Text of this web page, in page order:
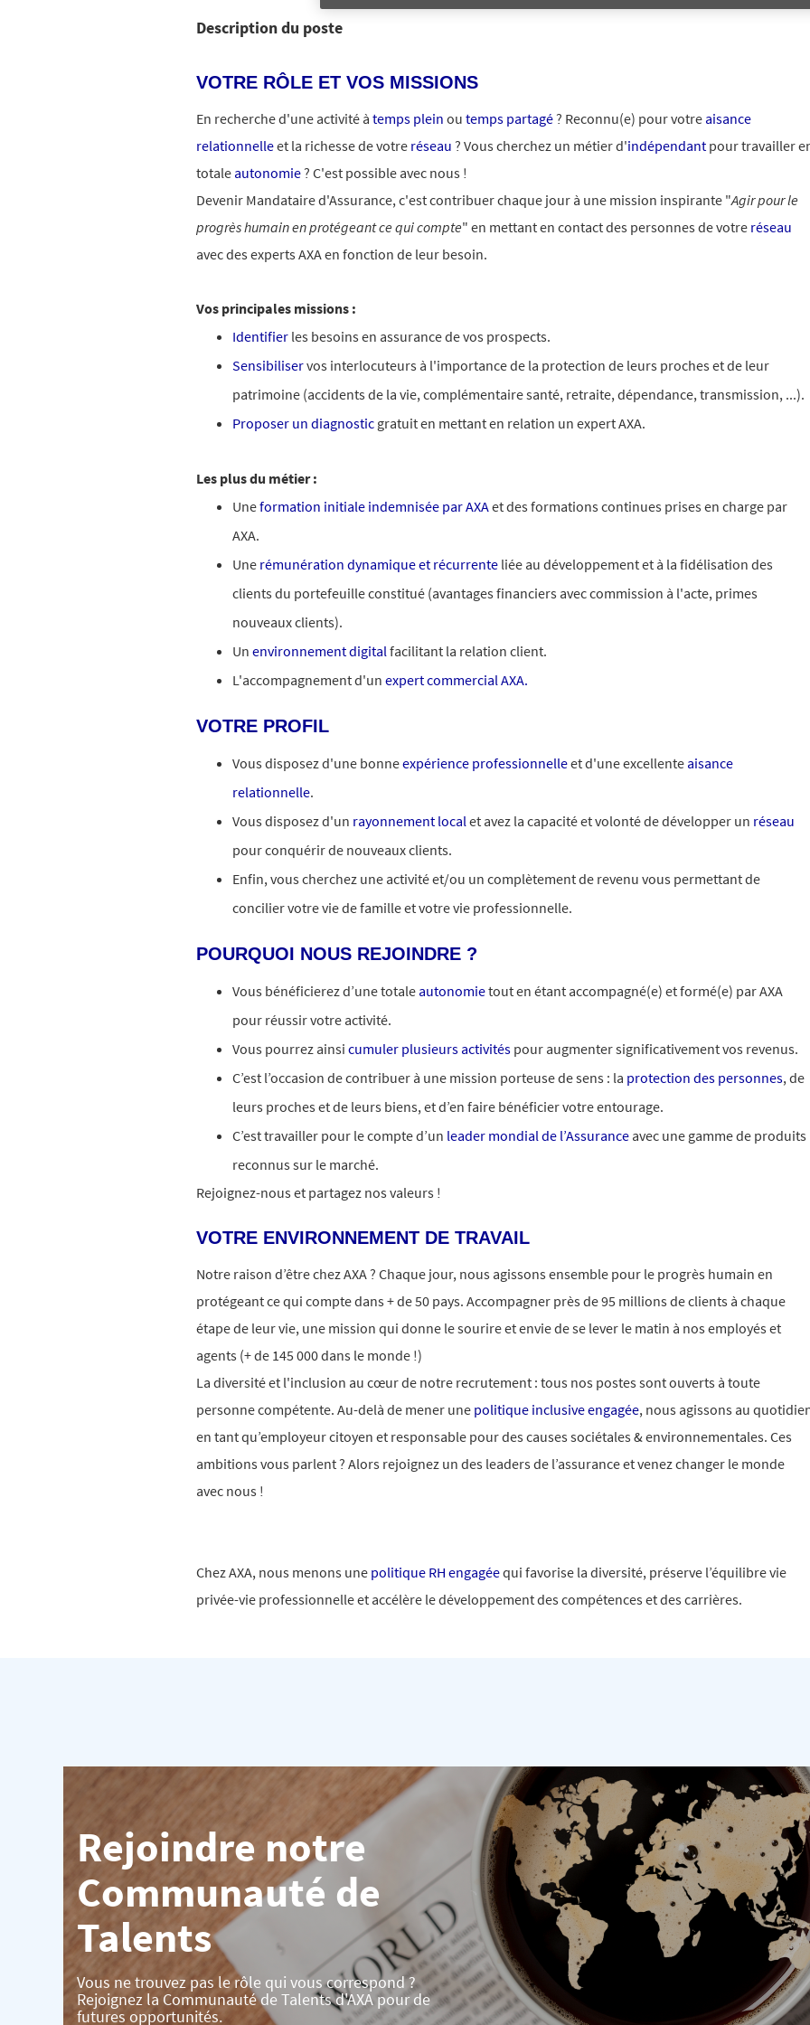
Description du poste
VOTRE RÔLE ET VOS MISSIONS
En recherche d'une activité à temps plein ou temps partagé? Reconnu(e) pour votre aisance
relationnelleet la richesse de votre réseau ? Vous cherchez un métier d'indépendant pour travailler
totale autonomie? C'est possible avec nous !
Devenir Mandataire d'Assurance, c'est contribuer chaque jour à une mission inspirante "Agir pour le
progrès humain en protégeant ce qui compte" en mettant en contact des personnes de votre réseau
avec des experts AXA en fonction de leur besoin.
Vos principales missions :
Identifier les besoins en assurance de vos prospects.
Sensibiliservos interlocuteurs à l'importance de la protection de leurs proches et de leur
patrimoine (accidents de la vie, complémentaire santé, retraite, dépendance, transmission, ...).
Proposer un diagnostic gratuit en mettant en relation un expert AXA.
Les plus du métier :
Uneformation initiale indemnisée par AXAet des formations continues prises en charge par
AXA.
Une rémunération dynamique et récurrente liée au développement et à la fidélisation des
clients du portefeuille constitué (avantages financiers avec commission à l'acte, primes
nouveaux clients).
Un environnement digitalfacilitant la relation client.
L'accompagnement d'un expert commercial AXA.
VOTRE PROFIL
Vous disposez d'une bonneexpérience professionnelleet d'une excellente aisance
relationnelle.
Vous disposez d'un rayonnement localet avez la capacité et volonté de développer un réseau
pour conquérir de nouveaux clients.
Enfin, vous cherchez une activité et/ou un complètement de revenu vous permettant de
concilier votre vie de famille et votre vie professionnelle.
POURQUOI NOUS REJOINDRE ?
Vous bénéficierez d’une totale autonomietout en étant accompagné(e) et formé(e) par AXA
pour réussir votre activité.
Vous pourrez ainsi cumuler plusieurs activités pour augmenter significativement vos revenus.
C’est l’occasion de contribuer à une mission porteuse de sens : la protection des personnes, de
leurs proches et de leurs biens, et d’en faire bénéficier votre entourage.
C’est travailler pour le compte d’un leader mondial de l’Assurance avec une gamme de produits
reconnus sur le marché.
Rejoignez-nous et partagez nos valeurs !
VOTRE ENVIRONNEMENT DE TRAVAIL
Notre raison d’être chez AXA ? Chaque jour, nous agissons ensemble pour le progrès humain en
protégeant ce qui compte dans + de 50 pays. Accompagner près de 95 millions de clients à chaque
étape de leur vie, une mission qui donne le sourire et envie de se lever le matin à nos employés et
agents (+ de 145 000 dans le monde !)
La diversité et l'inclusion au cœur de notre recrutement : tous nos postes sont ouverts à toute
personne compétente. Au-delà de mener une politique inclusive engagée, nous agissons au
en tant qu’employeur citoyen et responsable pour des causes sociétales & environnementales. Ces
ambitions vous parlent ? Alors rejoignez un des leaders de l’assurance et venez changer le monde
avec nous !
Chez AXA, nous menons une politique RH engagéequi favorise la diversité, préserve l’équilibre vie
privée-vie professionnelle et accélère le développement des compétences et des carrières.
Rejoindre notre
Communauté de
Talents
Vous ne trouvez pas le rôle qui vous correspond ?
Rejoignez la Communauté de Talents d'AXA pour de
futures opportunités.